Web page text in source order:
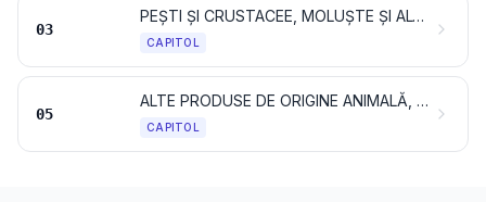
03
PEȘTI ȘI CRUSTACEE, MOLUȘTE ȘI ALTE NEVERTEBRATE ACVATICE
CAPITOL
05
ALTE PRODUSE DE ORIGINE ANIMALĂ, NEDENUMITE ȘI NECUPRINSE ÎN ALTĂ PARTE
CAPITOL